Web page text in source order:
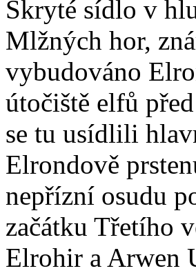
Skryté sídlo v
Mlžných hor,
vybudováno
útočiště elfů
se tu usídlili
Elrondově
nepřízní osudu
začátku Třetího
Elrohir a Arwen